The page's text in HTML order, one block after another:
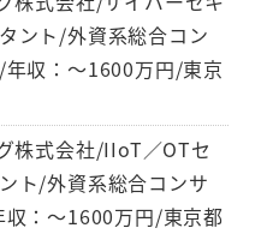
ント/外資系総合コン
収：～1600万円/東京
株式会社/IIoT／OTセ
ト/外資系総合コンサ
：～1600万円/東京都